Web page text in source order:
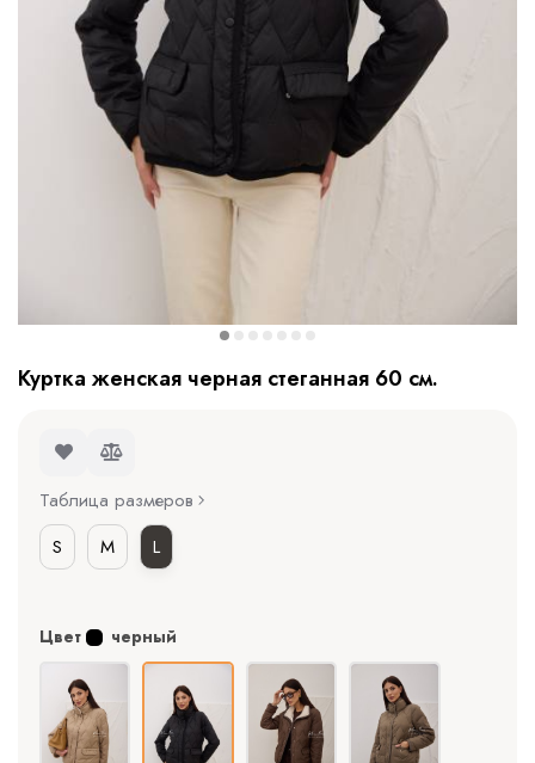
Куртка женская черная стеганная 60 см.
Таблица размеров
S
M L
Цвет черный